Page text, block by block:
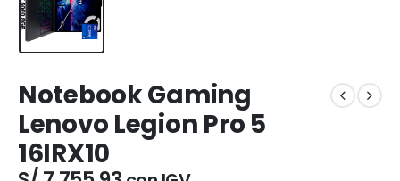
Notebook Gaming
Lenovo Legion Pro 5
16IRX10